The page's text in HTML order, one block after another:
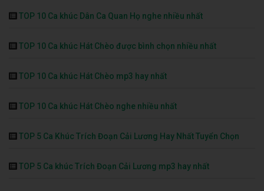
TOP 10 Ca khúc Dân Ca Quan Họ nghe nhiều nhất
TOP 10 Ca khúc Hát Chèo được bình chọn nhiều nhất
TOP 10 Ca khúc Hát Chèo mp3 hay nhất
TOP 10 Ca khúc Hát Chèo nghe nhiều nhất
TOP 5 Ca Khúc Trích Đoạn Cải Lương Hay Nhất Tuyển Chọn
TOP 5 Ca khúc Trích Đoạn Cải Lương mp3 hay nhất